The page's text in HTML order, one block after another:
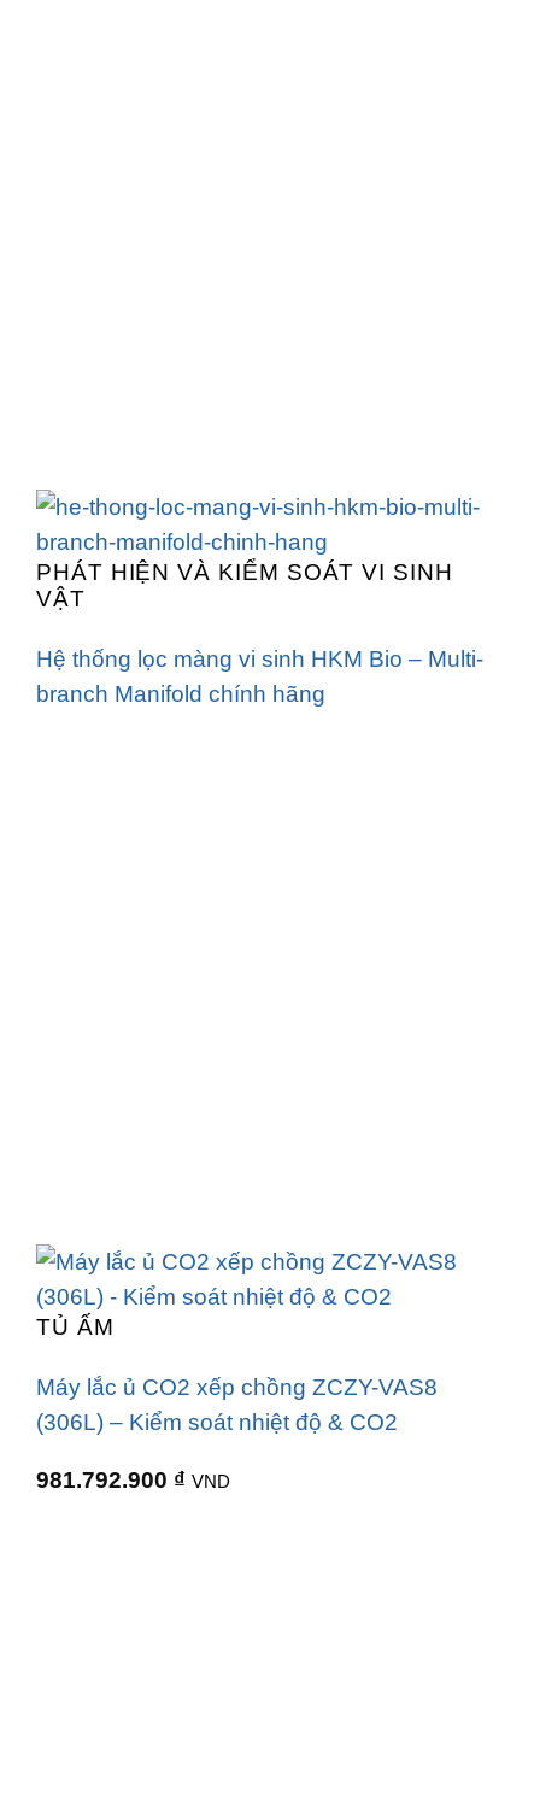
PHÁT HIỆN VÀ KIỂM SOÁT VI SINH
VẬT
Hệ thống lọc màng vi sinh HKM Bio – Multi-
branch Manifold chính hãng
TỦ ẤM
Máy lắc ủ CO2 xếp chồng ZCZY-VAS8
(306L) – Kiểm soát nhiệt độ & CO2
981.792.900 ₫ VND